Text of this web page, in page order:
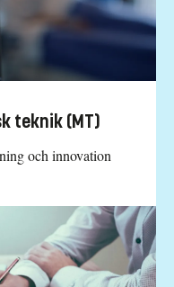
teknik (MT)
och innovation